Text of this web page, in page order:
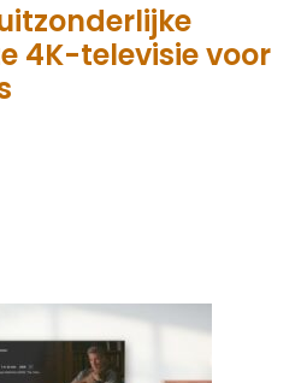
4K-televisie voor